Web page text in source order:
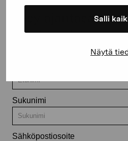
Salli
Näytä
Pysy ajantasalla
tapahtumista
Sukunimi
Sähköpostiosoite